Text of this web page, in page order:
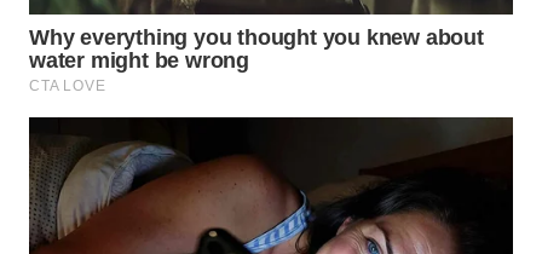
WN
NIAS
TAPANULI
SELATAN